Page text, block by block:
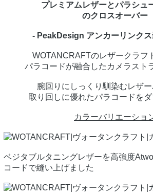
プレミアムレザーとパラシュ
のクロスオーバー
- PeakDesign アンカーリンク
WOTANCRAFTのレザークラフ
パラコードが融合したカメラスト
腕回りにしっくり馴染むレザー
取り回しに優れたパラコードを
カラーバリエーショ
ベジタブルタニングレザーを高強度
コードで縫い上げました